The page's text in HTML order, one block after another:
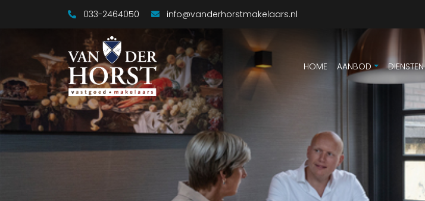
033-2464050 info@vanderhorstmakelaars.nl
HOME AANBOD DIENSTEN